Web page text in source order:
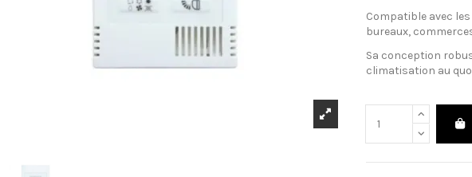
Compatible avec
bureaux,
Sa conception
climatisation au